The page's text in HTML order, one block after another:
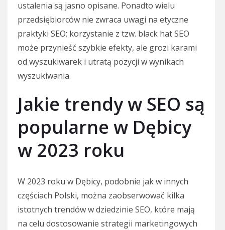
ustalenia są jasno opisane. Ponadto wielu
przedsiębiorców nie zwraca uwagi na etyczne
praktyki SEO; korzystanie z tzw. black hat SEO
może przynieść szybkie efekty, ale grozi karami
od wyszukiwarek i utratą pozycji w wynikach
wyszukiwania.
Jakie trendy w SEO są
popularne w Dębicy
w 2023 roku
W 2023 roku w Dębicy, podobnie jak w innych
częściach Polski, można zaobserwować kilka
istotnych trendów w dziedzinie SEO, które mają
na celu dostosowanie strategii marketingowych